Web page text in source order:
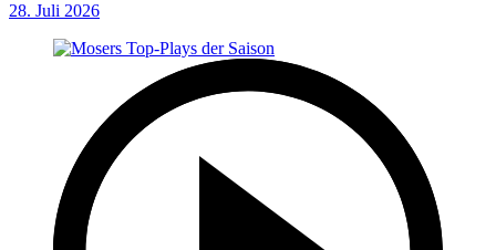
28. Juli 2026